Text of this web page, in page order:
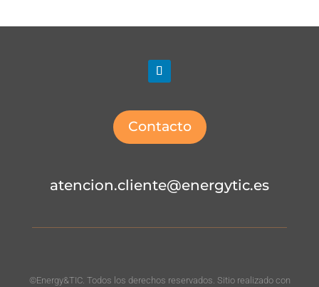
Contacto
atencion.cliente@energytic.es
©Energy&TIC. Todos los derechos reservados. Sitio realizado con